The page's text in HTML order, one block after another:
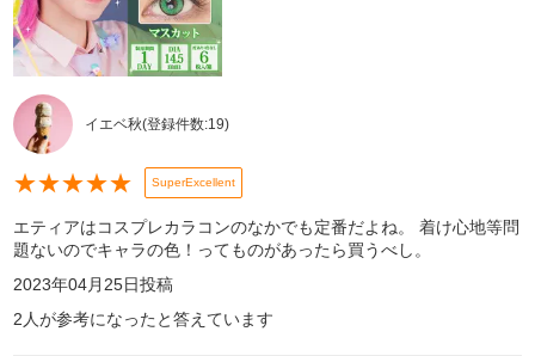
イエベ秋(登録件数:19)
★★★★★ SuperExcellent
エティアはコスプレカラコンのなかでも定番だよね。 着け心地等問
題ないのでキャラの色！ってものがあったら買うべし。
2023年04月25日投稿
2 人が参考になったと答えています